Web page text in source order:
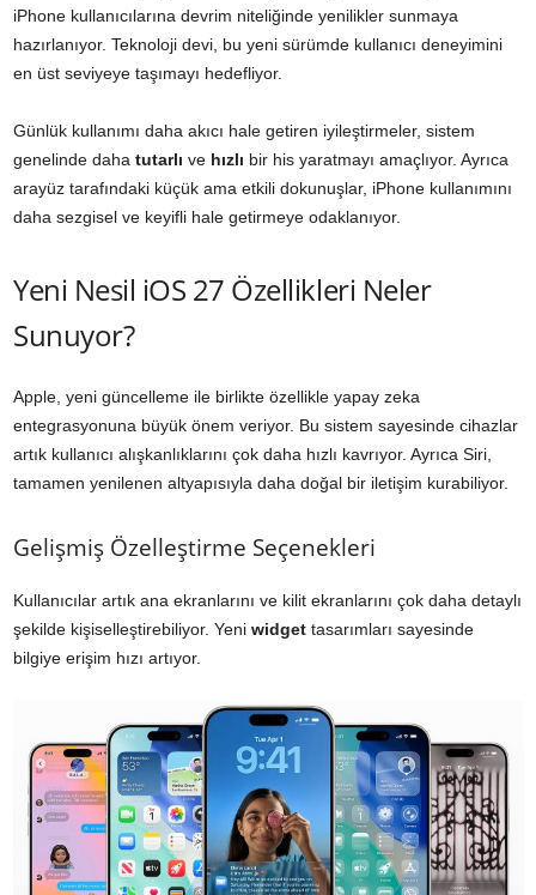
iPhone kullanıcılarına devrim niteliğinde yenilikler sunmaya
hazırlanıyor. Teknoloji devi, bu yeni sürümde kullanıcı deneyimini
en üst seviyeye taşımayı hedefliyor.
Günlük kullanımı daha akıcı hale getiren iyileştirmeler, sistem
genelinde daha tutarlı ve hızlı bir his yaratmayı amaçlıyor. Ayrıca
arayüz tarafındaki küçük ama etkili dokunuşlar, iPhone kullanımını
daha sezgisel ve keyifli hale getirmeye odaklanıyor.
Yeni Nesil iOS 27 Özellikleri Neler
Sunuyor?
Apple, yeni güncelleme ile birlikte özellikle yapay zeka
entegrasyonuna büyük önem veriyor. Bu sistem sayesinde cihazlar
artık kullanıcı alışkanlıklarını çok daha hızlı kavrıyor. Ayrıca Siri,
tamamen yenilenen altyapısıyla daha doğal bir iletişim kurabiliyor.
Gelişmiş Özelleştirme Seçenekleri
Kullanıcılar artık ana ekranlarını ve kilit ekranlarını çok daha detaylı
şekilde kişiselleştirebiliyor. Yeni widget tasarımları sayesinde
bilgiye erişim hızı artıyor.